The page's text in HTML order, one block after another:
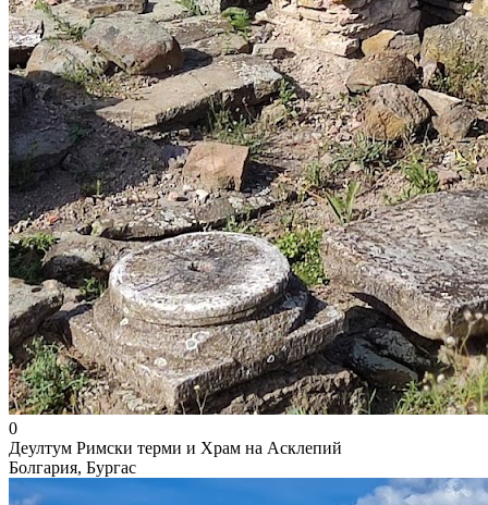
0
Деултум Римски терми и Храм на Асклепий
Болгария, Бургас